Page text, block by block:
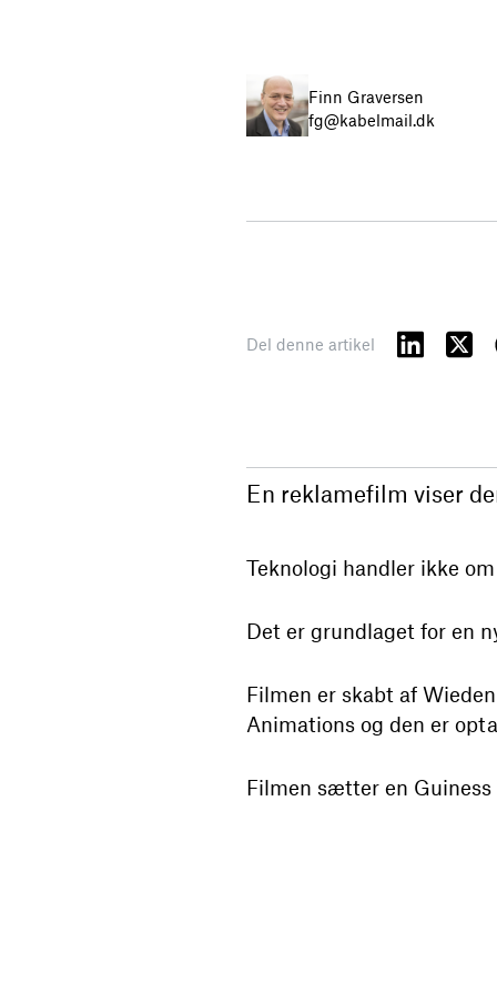
Finn Graversen
fg@kabelmail.dk
Del denne artikel
En reklamefilm viser
Teknologi handler ikke
Det er grundlaget for en
Filmen er skabt af
Animations og den er
Filmen sætter en Guiness